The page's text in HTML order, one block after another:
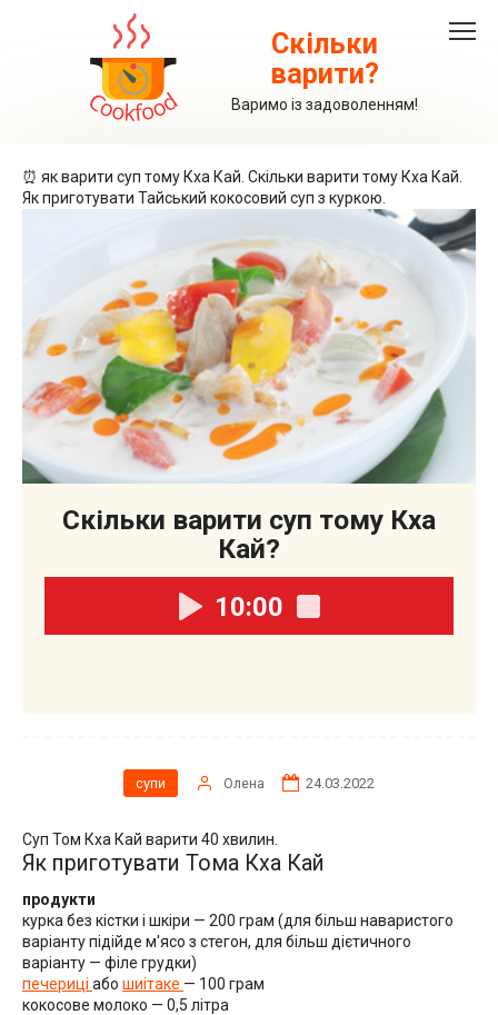
Скільки
варити?
Варимо із задоволенням!
⏰ як варити суп тому Кха Кай. Скільки варити тому Кха Кай.
Як приготувати Тайський кокосовий суп з куркою.
Скільки варити суп тому Кха
Кай?
10:00
супи Олена 24.03.2022
Суп Том Кха Кай варити 40 хвилин.
Як приготувати Тома Кха Кай
продукти
курка без кістки і шкіри — 200 грам (для більш наваристого
варіанту підійде м'ясо з стегон, для більш дієтичного
варіанту — філе грудки)
печериці або шиітаке — 100 грам
кокосове молоко — 0,5 літра